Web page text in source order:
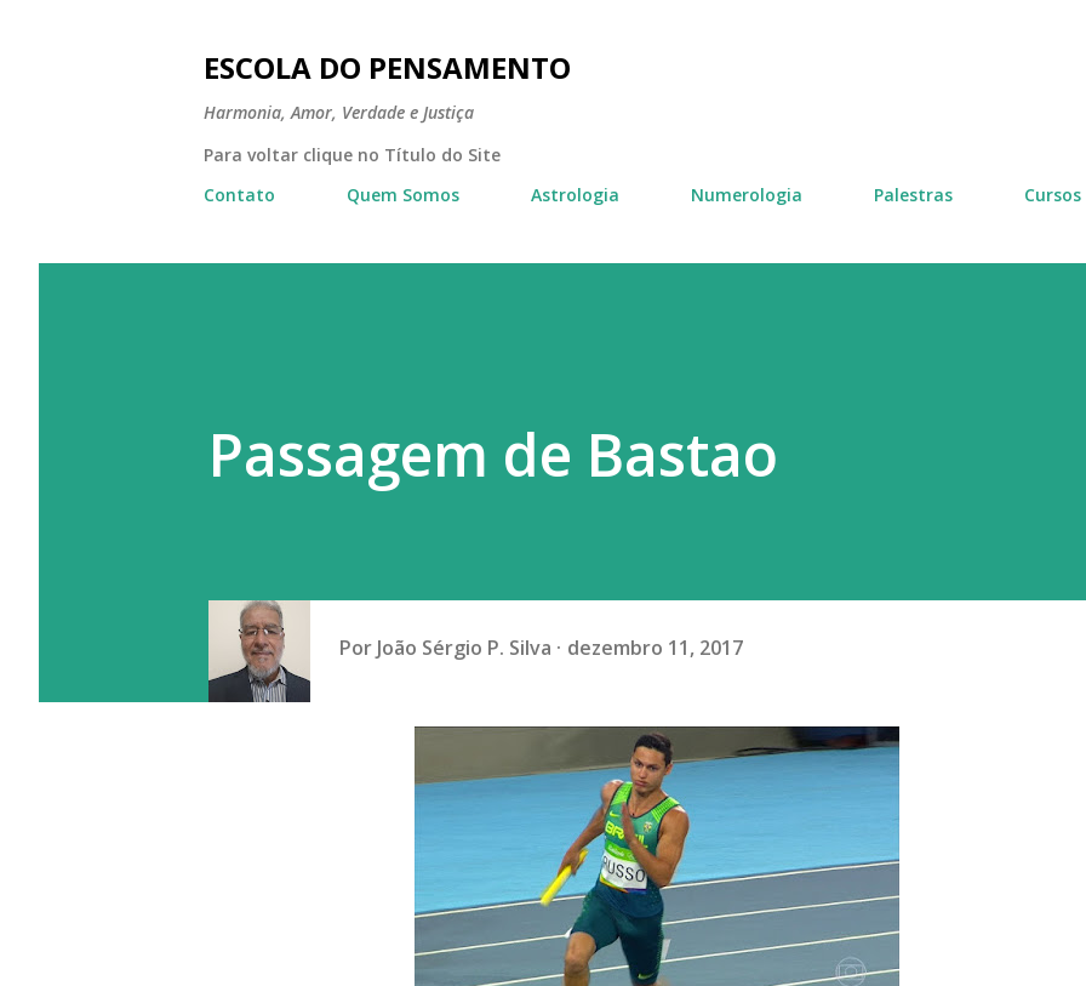
ESCOLA DO PENSAMENTO
Harmonia, Amor, Verdade e Justiça
Para voltar clique no Título do Site
Contato
Quem Somos Astrologia Numerologia Palestras Cursos
Passagem de Bastao
Por João Sérgio P. Silva dezembro 11, 2017